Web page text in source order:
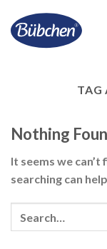
to
content
TAG
Nothing
It seems we
searching can